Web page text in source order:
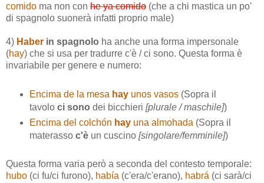
comido ma non con he ya comido (che a chi mastica un po'
di spagnolo suonerà infatti proprio male)
4) Haber in spagnolo ha anche una forma impersonale
(hay) che si usa per tradurre c'è / ci sono. Questa forma è
invariabile per genere e numero:
Encima de la mesa hay unos vasos(Sopra il
tavolo ci sono dei bicchieri [plurale / maschile])
Encima del colchón hay una almohada (Sopra il
materasso c'èun cuscino [singolare/femminile])
Questa forma varia però a seconda del contesto temporale:
hubo (ci fu/ci furono), había (c'era/c'erano), habrá (ci sarà/ci